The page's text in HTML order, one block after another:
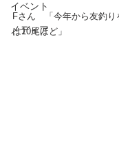
イベント
メディア
Fさん　「今年から友釣
は10尾ほど」